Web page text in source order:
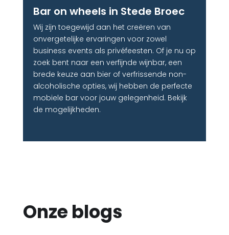
Bar on wheels in Stede Broec
Wij zijn toegewijd aan het creëren van
onvergetelijke ervaringen voor zowel
business events als privéfeesten. Of je nu op
zoek bent naar een verfijnde wijnbar, een
brede keuze aan bier of verfrissende non-
alcoholische opties, wij hebben de perfecte
mobiele bar voor jouw gelegenheid. Bekijk
de mogelijkheden.
Onze blogs